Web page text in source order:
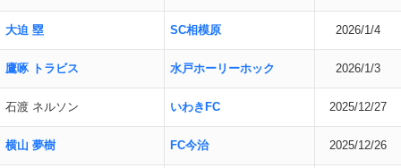
大迫 塁 SC相模原 2026/1/4
鷹啄 トラビス 水戸ホーリーホック 2026/1/3
石渡 ネルソン いわきFC 2025/12/27
横山 夢樹 FC今治 2025/12/26